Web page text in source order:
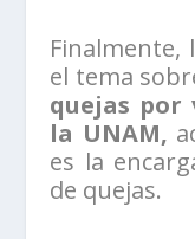
Finalmente,
el tema
quejas por
la UNAM,
es la
de quejas.